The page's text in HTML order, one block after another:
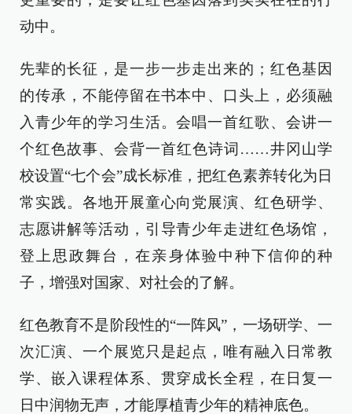
动中。
先辈的长征，是一步一步走出来的；红色基因
的传承，不能停留在书本中、口头上，必须融
入青少年的学习生活。会唱一首红歌、会讲一
个红色故事、会背一首红色诗词……井冈山学
校设置“七个会”成长标准，把红色素养转化为日
常实践。各地开展童心向党展演、红色研学、
志愿讲解等活动，引导青少年走进红色场馆，
登上思政舞台，在亲身体验中种下信仰的种
子，增强对国家、对社会的了解。
红色教育不是阶段性的“一阵风”，一场研学、一
次汇演、一个展览只是起点，唯有融入日常教
学、嵌入课程体系、贯穿成长全程，在日复一
日中润物无声，才能厚植青少年的精神底色。